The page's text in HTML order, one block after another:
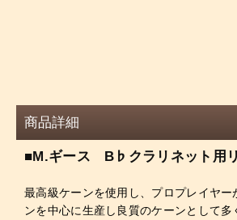
商品詳細
■M.ギース B♭クラリネット用
最高級ケーンを使用し、プロプレイヤ
ンを中心に生産し良質のケーンとして